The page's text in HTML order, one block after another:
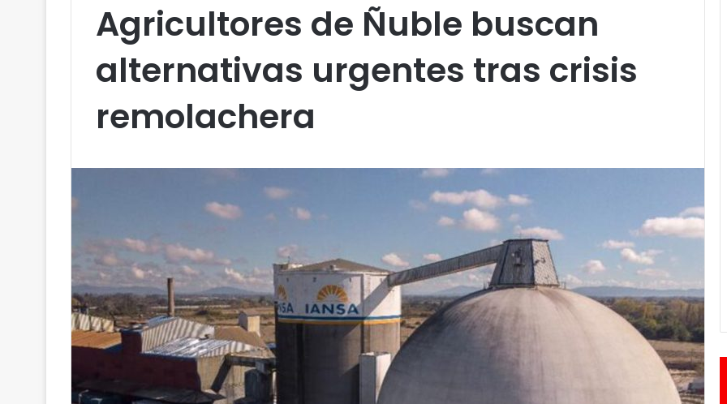
Agricultores de Ñuble buscan
alternativas urgentes tras crisis
remolachera